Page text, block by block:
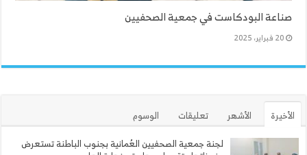
صناعة البودكاست في جمعية الصحفيين
20 فبراير، 2025
الأخيرة الأشهر تعليقات
الوسوم
لجنة جمعية الصحفيين العُمانية بجنوب الباطنة تستعرض